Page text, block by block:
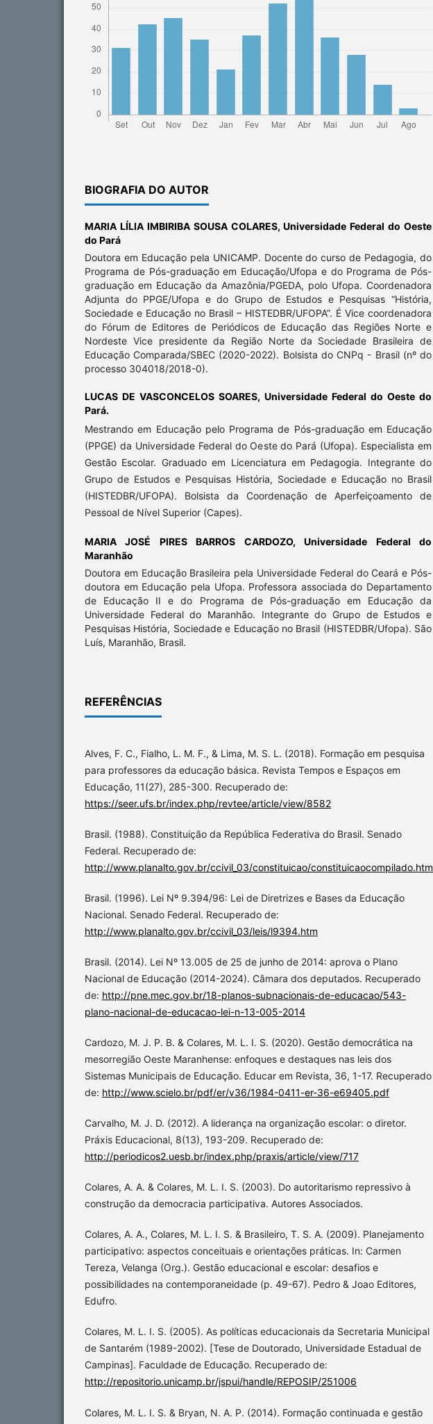
BIOGRAFIA DO AUTOR
MARIA LÍLIA IMBIRIBA SOUSA COLARES,Universidade Federal do Oeste
do Pará
Doutora em Educação pela UNICAMP. Docente do curso de Pedagogia, do
Programa de Pós-graduação em Educação/Ufopa e do Programa de Pós-
graduação em Educação da Amazônia/PGEDA, polo Ufopa. Coordenadora
Adjunta do PPGE/Ufopa e do Grupo de Estudos e Pesquisas “História,
Sociedade e Educação no Brasil – HISTEDBR/UFOPA”. É Vice coordenadora
do Fórum de Editores de Periódicos de Educação das Regiões Norte e
Nordeste Vice presidente da Região Norte da Sociedade Brasileira de
Educação Comparada/SBEC (2020-2022). Bolsista do CNPq - Brasil (nº do
processo 304018/2018-0).
LUCAS DE VASCONCELOS SOARES, Universidade Federal do Oeste do
Pará.
Mestrando em Educação pelo Programa de Pós-graduação em Educação
(PPGE) da Universidade Federal do Oeste do Pará (Ufopa). Especialista em
Gestão Escolar. Graduado em Licenciatura em Pedagogia. Integrante do
Grupo de Estudos e Pesquisas História, Sociedade e Educação no Brasil
(HISTEDBR/UFOPA). Bolsista da Coordenação de Aperfeiçoamento de
Pessoal de Nível Superior (Capes).
MARIA JOSÉ PIRES BARROS CARDOZO,Universidade Federal do
Maranhão
Doutora em Educação Brasileira pela Universidade Federal do Ceará e Pós-
doutora em Educação pela Ufopa. Professora associada do Departamento
de Educação II e do Programa de Pós-graduação em Educação da
Universidade Federal do Maranhão. Integrante do Grupo de Estudos e
Pesquisas História, Sociedade e Educação no Brasil (HISTEDBR/Ufopa). São
Luís, Maranhão, Brasil.
REFERÊNCIAS
Alves, F. C., Fialho, L. M. F., & Lima, M. S. L. (2018). Formação em pesquisa
para professores da educação básica. Revista Tempos e Espaços em
Educação, 11(27), 285-300. Recuperado de:
https://seer.ufs.br/index.php/revtee/article/view/8582
Brasil. (1988). Constituição da República Federativa do Brasil. Senado
Federal. Recuperado de:
http://www.planalto.gov.br/ccivil_03/constituicao/constituicaocompilado.htm
Brasil. (1996). Lei Nº 9.394/96: Lei de Diretrizes e Bases da Educação
Nacional. Senado Federal. Recuperado de:
http://www.planalto.gov.br/ccivil_03/leis/l9394.htm
Brasil. (2014). Lei Nº 13.005 de 25 de junho de 2014: aprova o Plano
Nacional de Educação (2014-2024). Câmara dos deputados. Recuperado
de: http://pne.mec.gov.br/18-planos-subnacionais-de-educacao/543-
plano-nacional-de-educacao-lei-n-13-005-2014
Cardozo, M. J. P. B. & Colares, M. L. I. S. (2020). Gestão democrática na
mesorregião Oeste Maranhense: enfoques e destaques nas leis dos
Sistemas Municipais de Educação. Educar em Revista, 36, 1-17. Recuperado
de: http://www.scielo.br/pdf/er/v36/1984-0411-er-36-e69405.pdf
Carvalho, M. J. D. (2012). A liderança na organização escolar: o diretor.
Práxis Educacional, 8(13), 193-209. Recuperado de:
http://periodicos2.uesb.br/index.php/praxis/article/view/717
Colares, A. A. & Colares, M. L. I. S. (2003). Do autoritarismo repressivo à
construção da democracia participativa. Autores Associados.
Colares, A. A., Colares, M. L. I. S. & Brasileiro, T. S. A. (2009). Planejamento
participativo: aspectos conceituais e orientações práticas. In: Carmen
Tereza, Velanga (Org.). Gestão educacional e escolar: desafios e
possibilidades na contemporaneidade (p. 49-67). Pedro & Joao Editores,
Edufro.
Colares, M. L. I. S. (2005). As políticas educacionais da Secretaria Municipal
de Santarém (1989-2002). [Tese de Doutorado, Universidade Estadual de
Campinas]. Faculdade de Educação. Recuperado de:
http://repositorio.unicamp.br/jspui/handle/REPOSIP/251006
Colares, M. L. I. S. & Bryan, N. A. P. (2014). Formação continuada e gestão